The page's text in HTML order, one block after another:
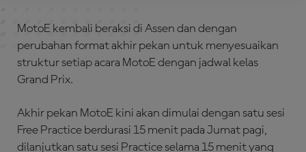
MotoE kembali beraksi di Assen dan dengan
perubahan format akhir pekan untuk menyesuaikan
struktur setiap acara MotoE dengan jadwal kelas
Grand Prix.
Akhir pekan MotoE kini akan dimulai dengan satu sesi
Free Practice berdurasi 15 menit pada Jumat pagi,
dilanjutkan satu sesi Practice selama 15 menit yang